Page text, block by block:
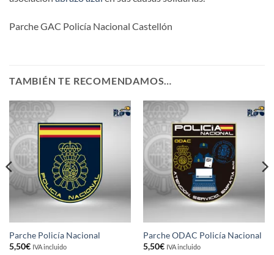
Parche GAC Policía Nacional Castellón
TAMBIÉN TE RECOMENDAMOS…
Parche Policía Nacional
5,50€ IVA incluido
Parche ODAC Policía Nacional
5,50€ IVA incluido